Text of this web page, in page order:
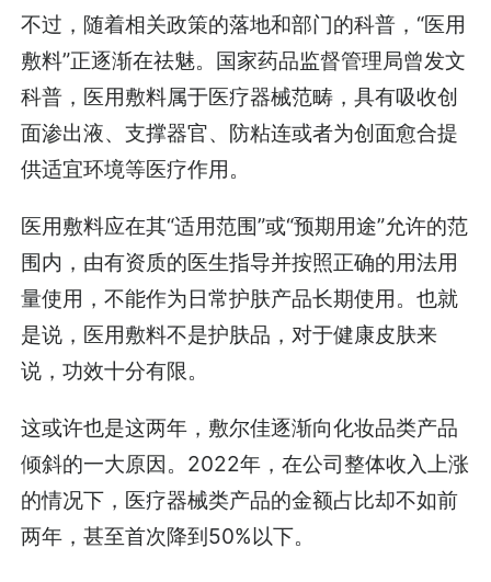
不过，随着相关政策的落地和部门的科普，“医用
敷料”正逐渐在祛魅。国家药品监督管理局曾发文
科普，医用敷料属于医疗器械范畴，具有吸收创
面渗出液、支撑器官、防粘连或者为创面愈合提
供适宜环境等医疗作用。
医用敷料应在其“适用范围”或“预期用途”允许的范
围内，由有资质的医生指导并按照正确的用法用
量使用，不能作为日常护肤产品长期使用。也就
是说，医用敷料不是护肤品，对于健康皮肤来
说，功效十分有限。
这或许也是这两年，敷尔佳逐渐向化妆品类产品
倾斜的一大原因。2022年，在公司整体收入上涨
的情况下，医疗器械类产品的金额占比却不如前
两年，甚至首次降到50%以下。